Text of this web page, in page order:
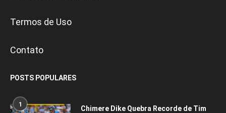
Termos de Uso
Contato
POSTS POPULARES
1
Chimere Dike Quebra Recorde de Tim